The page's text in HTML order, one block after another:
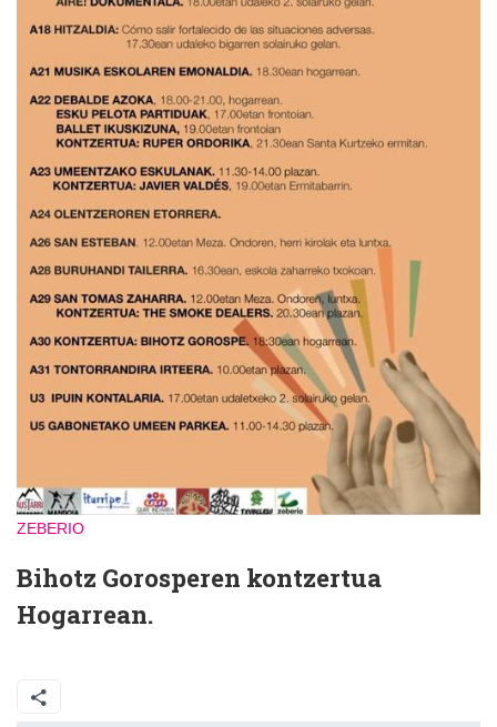
ZEBERIO
Bihotz Gorosperen kontzertua
Hogarrean.